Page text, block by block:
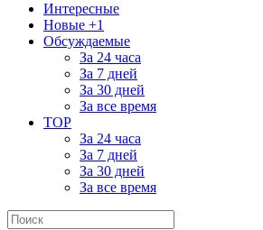
Интересные
Новые +1
Обсуждаемые
За 24 часа
За 7 дней
За 30 дней
За все время
TOP
За 24 часа
За 7 дней
За 30 дней
За все время